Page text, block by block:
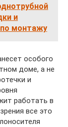
и
монтажу
особого
доме, а не
и
работать в
все это